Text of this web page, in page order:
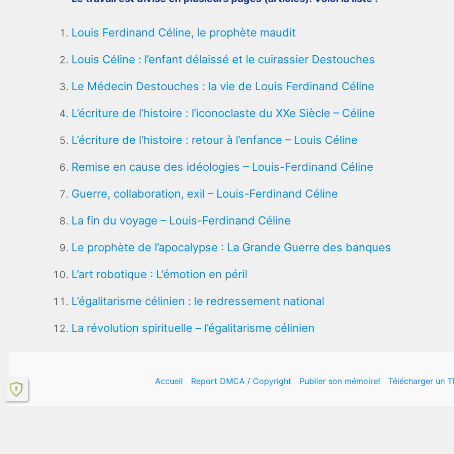
Louis Ferdinand Céline, le prophète maudit
Louis Céline : l’enfant délaissé et le cuirassier Destouches
Le Médecin Destouches : la vie de Louis Ferdinand Céline
L’écriture de l’histoire : l’iconoclaste du XXe Siècle – Céline
L’écriture de l’histoire : retour à l’enfance – Louis Céline
Remise en cause des idéologies – Louis-Ferdinand Céline
Guerre, collaboration, exil – Louis-Ferdinand Céline
La fin du voyage – Louis-Ferdinand Céline
Le prophète de l’apocalypse : La Grande Guerre des banques
L’art robotique : L’émotion en péril
L’égalitarisme célinien : le redressement national
La révolution spirituelle – l’égalitarisme célinien
Accueil Report DMCA / Copyright Publier son mémoire! Télécharger un